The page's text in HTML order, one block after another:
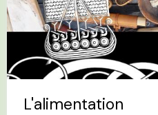
L'alimentation